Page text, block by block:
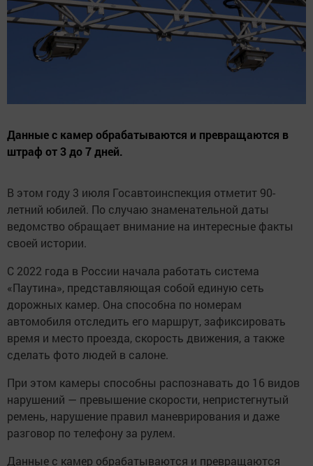
Данные с камер обрабатываются и превращаются в
штраф от 3 до 7 дней.
В этом году 3 июля Госавтоинспекция отметит 90-
летний юбилей. По случаю знаменательной даты
ведомство обращает внимание на интересные факты
своей истории.
С 2022 года в России начала работать система
«Паутина», представляющая собой единую сеть
дорожных камер. Она способна по номерам
автомобиля отследить его маршрут, зафиксировать
время и место проезда, скорость движения, а также
сделать фото людей в салоне.
При этом камеры способны распознавать до 16 видов
нарушений — превышение скорости, непристегнутый
ремень, нарушение правил маневрирования и даже
разговор по телефону за рулем.
Данные с камер обрабатываются и превращаются